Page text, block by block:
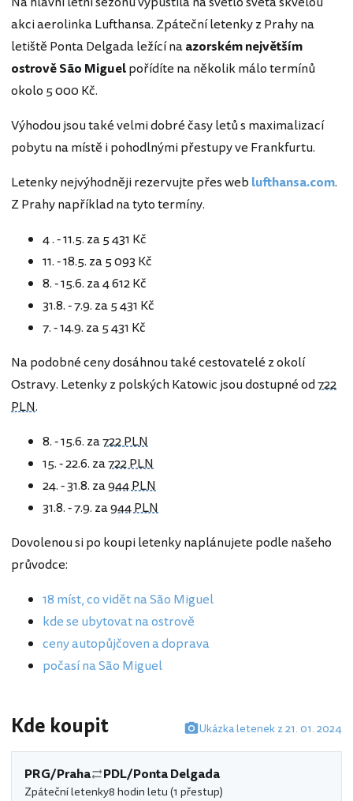
akci aerolinka Lufthansa. Zpáteční letenky z Prahy na
letiště Ponta Delgada ležící naazorském největším
ostrově São Miguelpořídíte na několik málo termínů
okolo 5 000 Kč.
Výhodou jsou také velmi dobré časy letů s maximalizací
pobytu na místě i pohodlnými přestupy ve Frankfurtu.
Letenky nejvýhodněji rezervujte přes web lufthansa.com.
Z Prahy například na tyto termíny.
4 . - 11.5. za 5 431 Kč
11. - 18.5. za 5 093 Kč
8. - 15.6. za 4 612 Kč
31.8. - 7.9. za 5 431 Kč
7. - 14.9. za 5 431 Kč
Na podobné ceny dosáhnou také cestovatelé z okolí
Ostravy. Letenky z polských Katowic jsou dostupné od722
PLN.
8. - 15.6. za722 PLN
15. - 22.6. za722 PLN
24. - 31.8. za944 PLN
31.8. - 7.9. za944 PLN
Dovolenou si po koupi letenky naplánujete podle našeho
průvodce:
18 míst, co vidět na São Miguel
kde se ubytovat na ostrově
ceny autopůjčoven a doprava
počasí na São Miguel
Kde koupit Ukázka letenek z 21. 01. 2024
PRG/Praha PDL/Ponta Delgada
Zpáteční letenky8 hodin letu (1 přestup)